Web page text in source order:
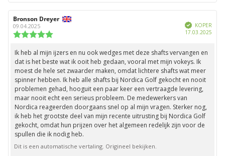
Auteur
van
deze
beoordeling:
Bronson Dreyer
09.04.2025
uit
5
sterren
Geverifieerd
KOPER
17.03.2025
Beoordelingstekst:
Ik heb al mijn ijzers en nu ook wedges met deze shafts vervangen en
dat is het beste wat ik ooit heb gedaan, vooral met mijn vokeys. Ik
moest de hele set zwaarder maken, omdat lichtere shafts wat meer
spinner hebben. Ik heb alle shafts bij Nordica Golf gekocht en nooit
problemen gehad, hooguit een paar keer een vertraagde levering,
maar nooit echt een serieus probleem. De medewerkers van
Nordica reageerden doorgaans snel op al mijn vragen. Sterker nog,
ik heb het grootste deel van mijn recente uitrusting bij Nordica Golf
gekocht, omdat hun prijzen over het algemeen redelijk zijn voor de
spullen die ik nodig heb.
Dit is een automatische vertaling. Origineel bekijken.